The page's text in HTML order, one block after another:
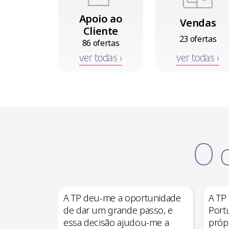
Apoio ao
Cliente
86 ofertas
ver todas ›
Vendas
23 ofertas
ver todas ›
O
A TP deu-me a oportunidade
de dar um grande passo, e
essa decisão ajudou-me a
A